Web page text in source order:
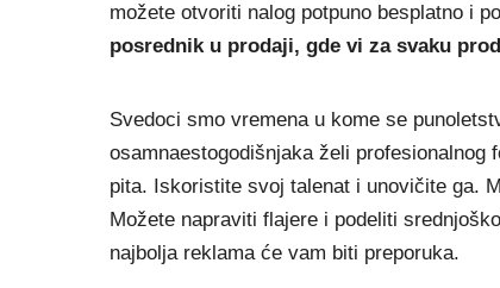
možete otvoriti nalog potpuno besplatno i
posrednik u prodaji, gde vi za svaku
Svedoci smo vremena u kome se
osamnaestogodišnjaka želi
pita. Iskoristite svoj talenat i unovičite ga.
Možete napraviti flajere i podeliti
najbolja reklama će vam biti preporuka.